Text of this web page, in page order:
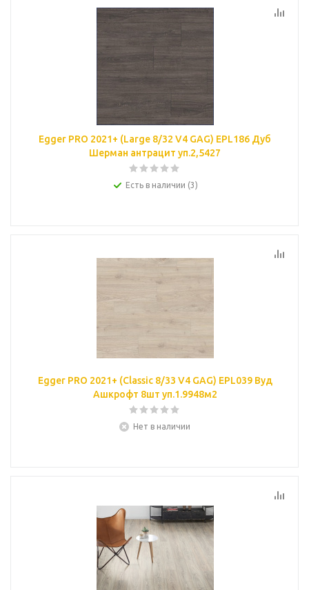
Egger PRO 2021+ (Large 8/32 V4 GAG) EPL186 Дуб
Шерман антрацит уп.2,5427
Есть в наличии (3)
Egger PRO 2021+ (Classic 8/33 V4 GAG) EPL039 Вуд
Ашкрофт 8шт уп.1.9948м2
Нет в наличии